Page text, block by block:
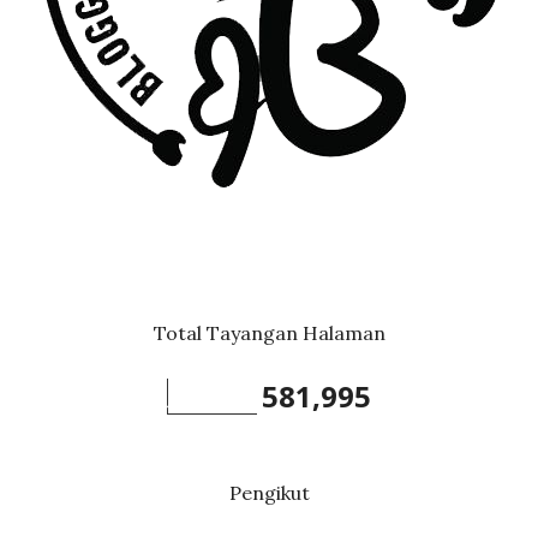
Total Tayangan Halaman
581,995
Pengikut